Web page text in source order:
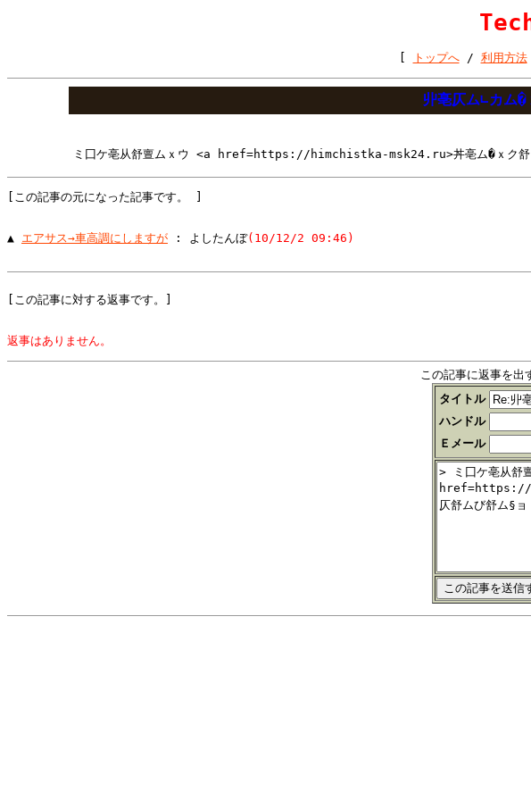
トップへ/ 利用方法
丱亳仄ム∟カム
ミ囗ケ亳从舒亶ムｘウ <a href=https://himchistka-msk24.ru>丼亳ム�ｘク舒
[この記事の元になった記事です。 ]
▲ エアサス→車高調にしますが : よしたんぼ(10/12/2 09:46)
[この記事に対する返事です。]
返事はありません。
この記事に返事を出
タイトル
ハンドル
Ｅメール